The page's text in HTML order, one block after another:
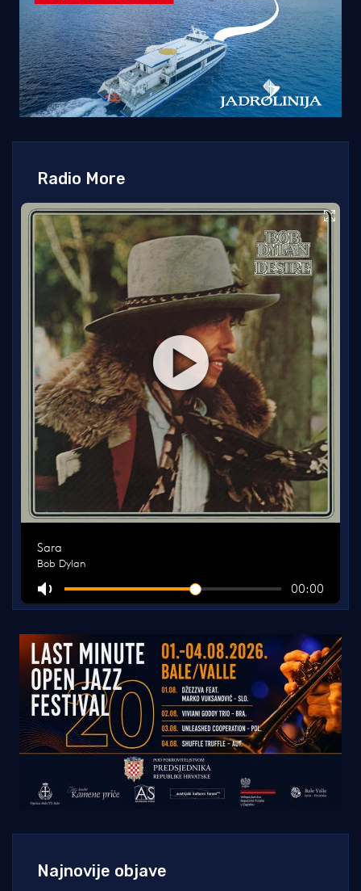
Radio More
Najnovije objave